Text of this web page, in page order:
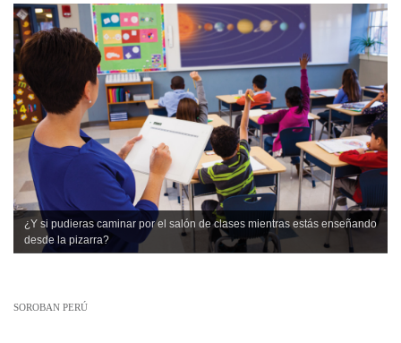
¿Y si pudieras caminar por el salón de clases mientras estás enseñando
desde la pizarra?
SOROBAN PERÚ